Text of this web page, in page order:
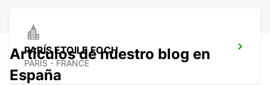
PARÍS ETOILE FOCH
PARIS - FRANCE
Artículos de nuestro blog en
España